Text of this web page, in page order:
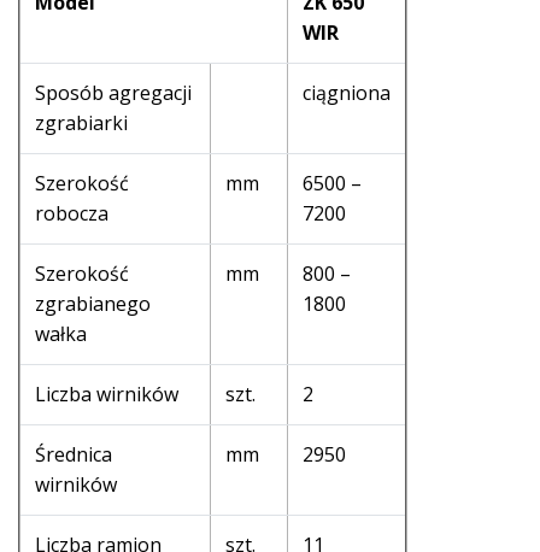
WIR
Sposób agregacji
zgrabiarki
ciągniona
Szerokość
robocza
mm
6500 –
7200
Szerokość
zgrabianego
wałka
mm
800 –
1800
Liczba wirników szt. 2
Średnica
wirników
mm 2950
Liczba ramion szt. 11